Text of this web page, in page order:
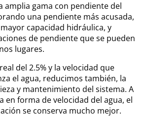
amplia gama con pendiente del
una pendiente más acusada,
capacidad hidráulica, y
de pendiente que se pueden
lugares.
del 2.5% y la velocidad que
el agua, reducimos también, la
y mantenimiento del sistema. A
en forma de velocidad del agua, el
se conserva mucho mejor.